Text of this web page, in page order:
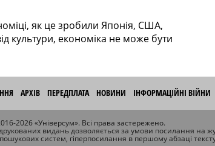
як це зробили Японія, США,
куль­тури, економіка не може бути
АРХІВ ПЕРЕДПЛАТА НОВИНИ ІНФОРМАЦІЙНІ ВІЙНИ
2026 «Універсум». Всі права застережено.
видань дозволяється за умови посилання на
систем, гіперпосилання в першому абзаці